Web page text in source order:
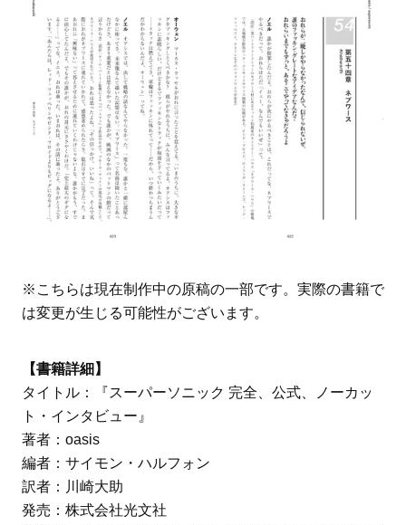
※こちらは現在制作中の原稿の一部です。実際の書籍で
は変更が生じる可能性がございます。
【書籍詳細】
タイトル：『スーパーソニック 完全、公式、ノーカッ
ト・インタビュー』
著者：oasis
編者：サイモン・ハルフォン
訳者：川崎大助
発売：株式会社光文社